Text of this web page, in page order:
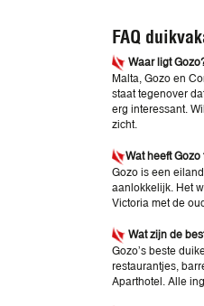
FAQ
Waar ligt
Malta, Gozo en
staat tegenover
erg interessant.
zicht.
Wat heeft
Gozo is een
aanlokkelijk. Het
Victoria met de
Wat zijn de
Gozo’s beste
restaurantjes,
Aparthotel. Alle